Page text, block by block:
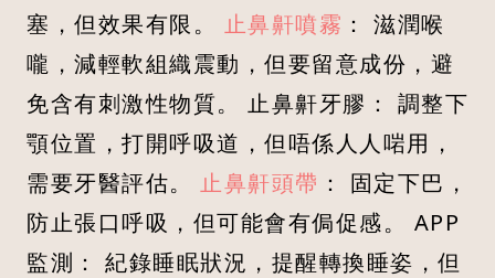
塞，但效果有限。 止鼻鼾噴霧 ： 滋潤喉
嚨，減輕軟組織震動，但要留意成份，避
免含有刺激性物質。 止鼻鼾牙膠： 調整下
顎位置，打開呼吸道，但唔係人人啱用，
需要牙醫評估。 止鼻鼾頭帶 ： 固定下巴，
防止張口呼吸，但可能會有侷促感。 APP
監測： 紀錄睡眠狀況，提醒轉換睡姿，但